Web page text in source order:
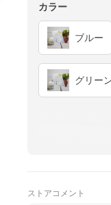
カラー
ブルー
グリー
ストアコメント